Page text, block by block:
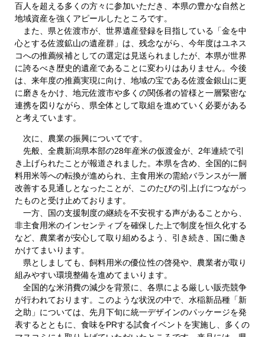
百人を超える多くの方々に参加いただき、本県の豊かな自然と
地域資産を強くアピールしたところです。
また、県と佐渡市が、世界遺産登録を目指している「金を中
心とする佐渡鉱山の遺産群」は、残念ながら、今年度はユネス
コへの推薦候補としての選定は見送られましたが、本県が世界
に誇るべき歴史的遺産であることに変わりはありません。今後
は、来年度の推薦実現に向け、地域の宝である佐渡金銀山に更
に磨きをかけ、地元佐渡市や多くの関係者の皆様と一層緊密な
連携を図りながら、県全体として取組を進めていく必要がある
と考えています。
次に、農業の振興についてです。
先般、全農新潟県本部の28年産米の仮渡金が、2年連続で引
き上げられたことが報道されました。本県を含め、全国的に飼
料用米等への転換が進められ、主食用米の需給バランスが一層
改善する見通しとなったことが、このたびの引上げにつながっ
たものと受け止めております。
一方、国の支援制度の継続を不安視する声があることから、
非主食用米のインセンティブを確保した上で制度を恒久化する
など、農業者が安心して取り組めるよう、引き続き、国に働き
かけてまいります。
県としましても、飼料用米の優位性の啓発や、農業者が取り
組みやすい環境整備を進めてまいります。
全国的な米消費の減少を背景に、各県による厳しい販売競争
が行われております。このような状況の中で、水稲新品種「新
之助」については、先月下旬に統一デザインのパッケージを発
表するとともに、食味をPRする試食イベントを実施し、多くの